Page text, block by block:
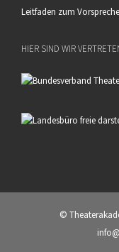
Leitfaden zum
HIER SIND WIR
©